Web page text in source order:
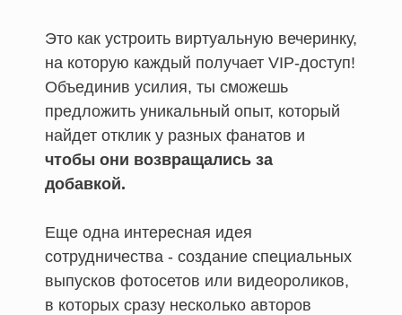
Это как устроить виртуальную вечеринку,
на которую каждый получает VIP-доступ!
Объединив усилия, ты сможешь
предложить уникальный опыт, который
найдет отклик у разных фанатов и
чтобы они возвращались за
добавкой.
Еще одна интересная идея
сотрудничества - создание специальных
выпусков фотосетов или видеороликов,
в которых сразу несколько авторов